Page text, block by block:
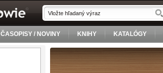
ČASOPISY / NOVINY KNIHY KATALÓGY